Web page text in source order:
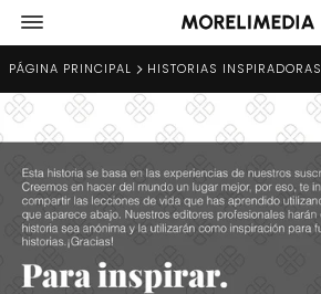
PÁGINA PRINCIPAL HISTORIAS INSPIRADORAS